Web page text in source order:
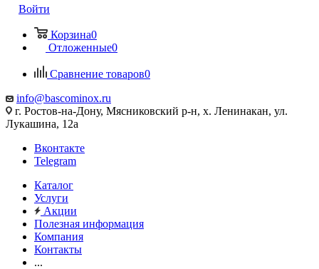
Войти
Корзина0
Отложенные0
Сравнение товаров0
info@bascominox.ru
г. Ростов-на-Дону, Мясниковский р-н, х. Ленинакан, ул.
Лукашина, 12а
Вконтакте
Telegram
Каталог
Услуги
Акции
Полезная информация
Компания
Контакты
...